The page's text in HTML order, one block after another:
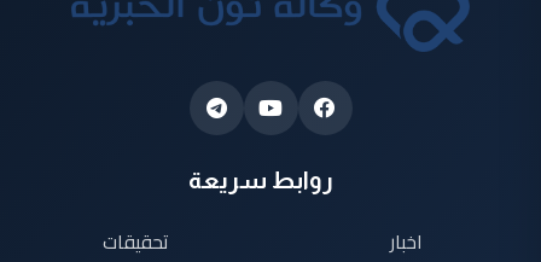
روابط سريعة
اخبار
تحقيقات